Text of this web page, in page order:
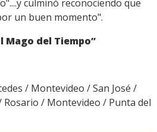
culminó reconociendo que
un buen momento".
Mago del Tiempo”
/ Montevideo / San José /
/ Montevideo / Punta del